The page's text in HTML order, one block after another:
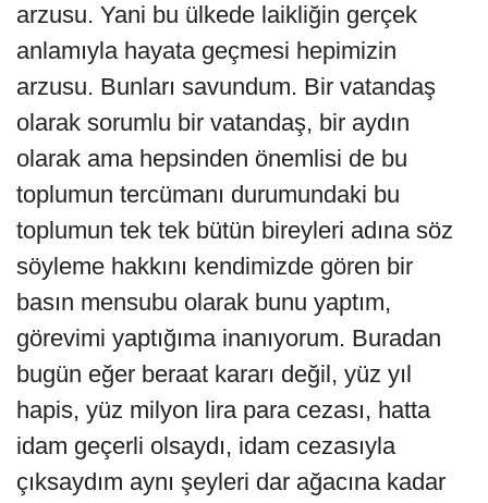
arzusu. Yani bu ülkede laikliğin gerçek
anlamıyla hayata geçmesi hepimizin
arzusu. Bunları savundum. Bir vatandaş
olarak sorumlu bir vatandaş, bir aydın
olarak ama hepsinden önemlisi de bu
toplumun tercümanı durumundaki bu
toplumun tek tek bütün bireyleri adına söz
söyleme hakkını kendimizde gören bir
basın mensubu olarak bunu yaptım,
görevimi yaptığıma inanıyorum. Buradan
bugün eğer beraat kararı değil, yüz yıl
hapis, yüz milyon lira para cezası, hatta
idam geçerli olsaydı, idam cezasıyla
çıksaydım aynı şeyleri dar ağacına kadar